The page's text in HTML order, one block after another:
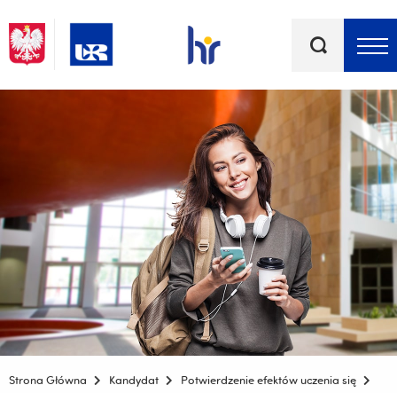
kluczowe
Strona Główna Kandydat
Potwierdzenie efektów uczenia się